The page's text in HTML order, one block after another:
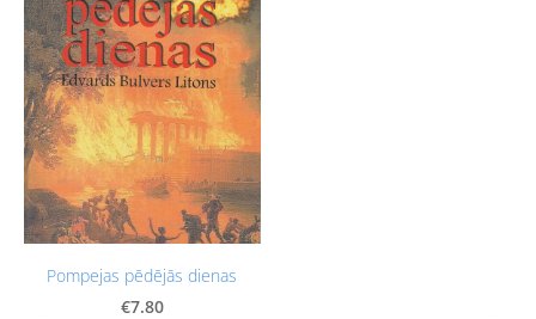
Pompejas pēdējās dienas
€7.80